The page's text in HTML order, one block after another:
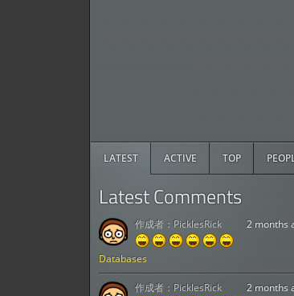
LATEST ACTIVE TOP
Latest Comments
Databases
2 months
作成者： PicklesRick
2 months
作成者： PicklesRick